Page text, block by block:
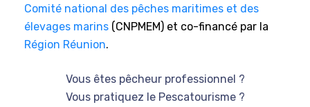
Comité national des pêches maritimes et des
élevages marins (CNPMEM) et co-financé par la
Région Réunion.
Vous êtes pêcheur professionnel ?
Vous pratiquez le Pescatourisme ?